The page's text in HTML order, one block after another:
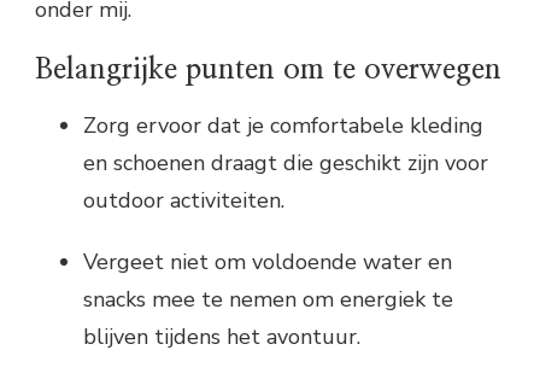
onder mij.
Belangrijke punten om te overwegen
Zorg ervoor dat je comfortabele kleding
en schoenen draagt die geschikt zijn voor
outdoor activiteiten.
Vergeet niet om voldoende water en
snacks mee te nemen om energiek te
blijven tijdens het avontuur.